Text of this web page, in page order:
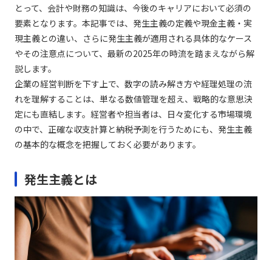
とって、会計や財務の知識は、今後のキャリアにおいて必須の
要素となります。本記事では、発生主義の定義や現金主義・実
現主義との違い、さらに発生主義が適用される具体的なケース
やその注意点について、最新の2025年の時流を踏まえながら解
説します。
企業の経営判断を下す上で、数字の読み解き方や経理処理の流
れを理解することは、単なる数値管理を超え、戦略的な意思決
定にも直結します。経営者や担当者は、日々変化する市場環境
の中で、正確な収支計算と納税予測を行うためにも、発生主義
の基本的な概念を把握しておく必要があります。
発生主義とは